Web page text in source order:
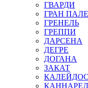
ГВАРДИ
ГРАН ПАЛЕ
ГРЕНЕЛЬ
ГРЕППИ
ДАРСЕНА
ДЕГРЕ
ДОГАНА
ЗАКАТ